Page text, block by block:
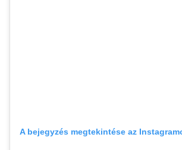
A bejegyzés megtekintése az